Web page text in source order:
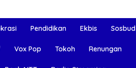
Pendidikan Ekbis Sosbud
Vox Pop Tokoh Renungan